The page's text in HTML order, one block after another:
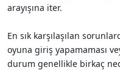
arayışına iter.
En sık karşılaşılan
oyuna giriş yapamaması
durum genellikle birkaç